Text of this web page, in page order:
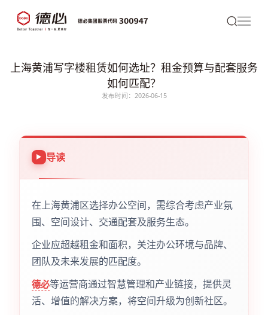
上海黄浦写字楼租赁如何选址？租金预算与配套服务
如何匹配？
发布时间：2026-06-15
导读
在上海黄浦区选择办公空间，需综合考虑产业氛
围、空间设计、交通配套及服务生态。
企业应超越租金和面积，关注办公环境与品牌、
团队及未来发展的匹配度。
德必等运营商通过智慧管理和产业链接，提供灵
活、增值的解决方案，将空间升级为创新社区。